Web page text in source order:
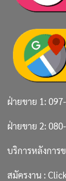
ฝ่ายขาย 1:
ฝ่ายขาย 2:
บริการหลังการ
สมัครงาน :